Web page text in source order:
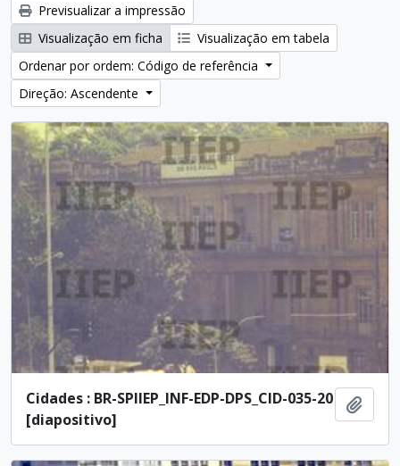
Previsualizar a impressão
Visualização em ficha
Visualização em tabela
Ordenar por ordem: Código de referência
Direção: Ascendente
Cidades : BR-SPIIEP_INF-EDP-DPS_CID-035-20
[diapositivo]